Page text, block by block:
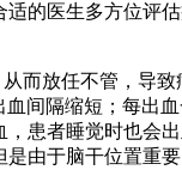
的医生多方位评
而放任不管，导致
间隔缩短；每出
患者睡觉时也会
由于脑干位置重